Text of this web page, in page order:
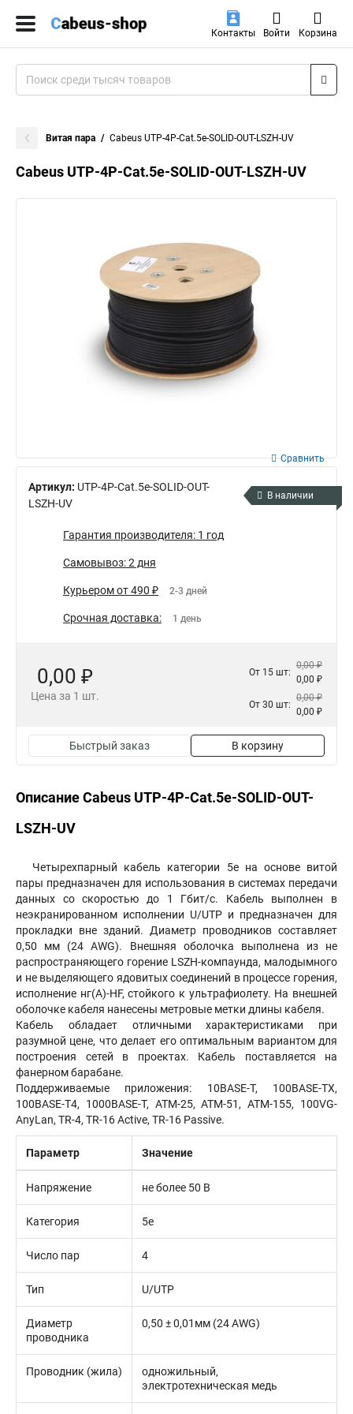
Контакты Войти Корзина
Витая пара Cabeus UTP-4P-Cat.5e-SOLID-OUT-LSZH-UV
Cabeus UTP-4P-Cat.5e-SOLID-OUT-LSZH-UV
Артикул: UTP-4P-Cat.5e-SOLID-OUT-
LSZH-UV
Сравнить
В наличии
Гарантия производителя: 1 год
Самовывоз: 2 дня
Курьером от 490 ₽ 2-3 дней
Срочная доставка: 1 день
0,00 ₽
Цена за 1 шт.
От 15 шт:
0,00 ₽
0,00 ₽
От 30 шт:
0,00 ₽
0,00 ₽
Быстрый заказ В корзину
Описание Cabeus UTP-4P-Cat.5e-SOLID-OUT-
LSZH-UV
Четырехпарный кабель категории 5e на основе витой
пары предназначен для использования в системах передачи
данных со скоростью до 1 Гбит/c. Кабель выполнен в
неэкранированном исполнении U/UTP и предназначен для
прокладки вне зданий. Диаметр проводников составляет
0,50 мм (24 AWG). Внешняя оболочка выполнена из не
распространяющего горение LSZH-компаунда, малодымного
и не выделяющего ядовитых соединений в процессе горения,
исполнение нг(А)-HF, стойкого к ультрафиолету. На внешней
оболочке кабеля нанесены метровые метки длины кабеля.
Кабель обладает отличными характеристиками при
разумной цене, что делает его оптимальным вариантом для
построения сетей в проектах. Кабель поставляется на
фанерном барабане.
Поддерживаемые приложения: 10BASE-T, 100BASE-TX,
100BASE-T4, 1000BASE-T, ATM-25, ATM-51, ATM-155, 100VG-
AnyLan, TR-4, TR-16 Active, TR-16 Passive.
Параметр Значение
Напряжение не более 50 В
Категория 5e
Число пар 4
Тип U/UTP
Диаметр
проводника
0,50 ± 0,01мм (24 AWG)
Проводник (жила)
одножильный,
электротехническая медь